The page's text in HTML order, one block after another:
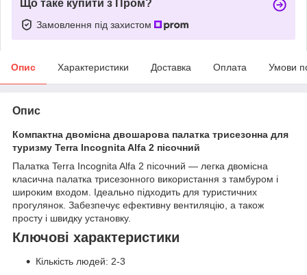
Що таке купити з Пром?
Замовлення під захистом
Опис Характеристики Доставка Оплата Умови
Опис
Компактна двомісна двошарова палатка трисезонна для
туризму Terra Incognita Alfa 2 пісочний
Палатка Terra Incognita Alfa 2 пісочний — легка двомісна
класична палатка трисезонного використання з тамбуром і
широким входом. Ідеально підходить для туристичних
прогулянок. Забезпечує ефективну вентиляцію, а також
просту і швидку установку.
Ключові характеристики
Кількість людей: 2-3